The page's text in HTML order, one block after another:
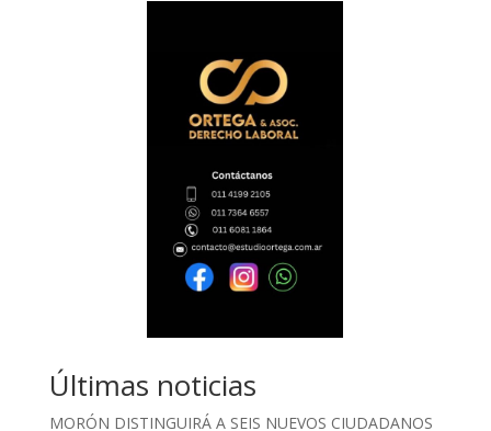
Últimas noticias
MORÓN DISTINGUIRÁ A SEIS NUEVOS CIUDADANOS